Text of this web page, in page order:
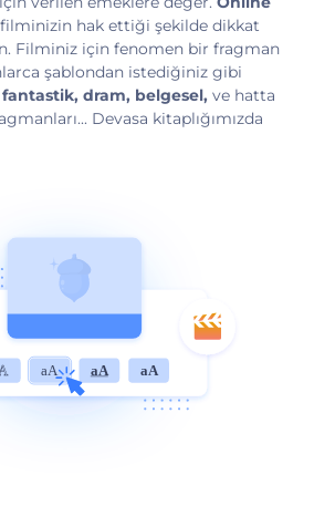
hak ettiği şekilde dikkat
Filminiz için fenomen bir fragman
şablondan istediğiniz gibi
dram, belgesel, ve hatta
Devasa kitaplığımızda